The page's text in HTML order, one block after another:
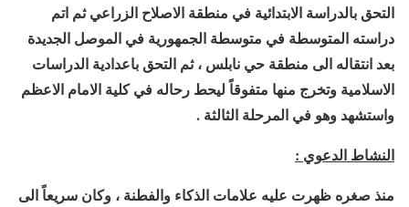
التحق بالدراسة الابتدائية في منطقة الاصلاح الزراعي ثم اتم
دراسته المتوسطة في متوسطة الجمهورية في الموصل الجديدة
بعد انتقاله الى منطقة حي نابلس ، ثم التحق باعدادية الدراسات
الاسلامية وتخرج منها متفوقاً ليحط رحاله في كلية الامام الاعظم
واستشهد وهو في المرحلة الثالثة .
النشاط الدعوي :
منذ صغره ظهرت عليه علامات الذكاء والفطنة ، وكان سريعاً الى